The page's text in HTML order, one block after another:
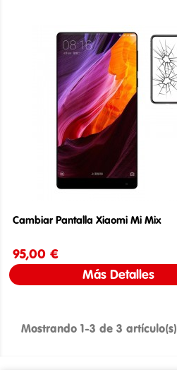
Cambiar Pantalla Xiaomi Mi Mix
95,00 €
Más Detalles
Mostrando 1-3 de 3 artículo(s)